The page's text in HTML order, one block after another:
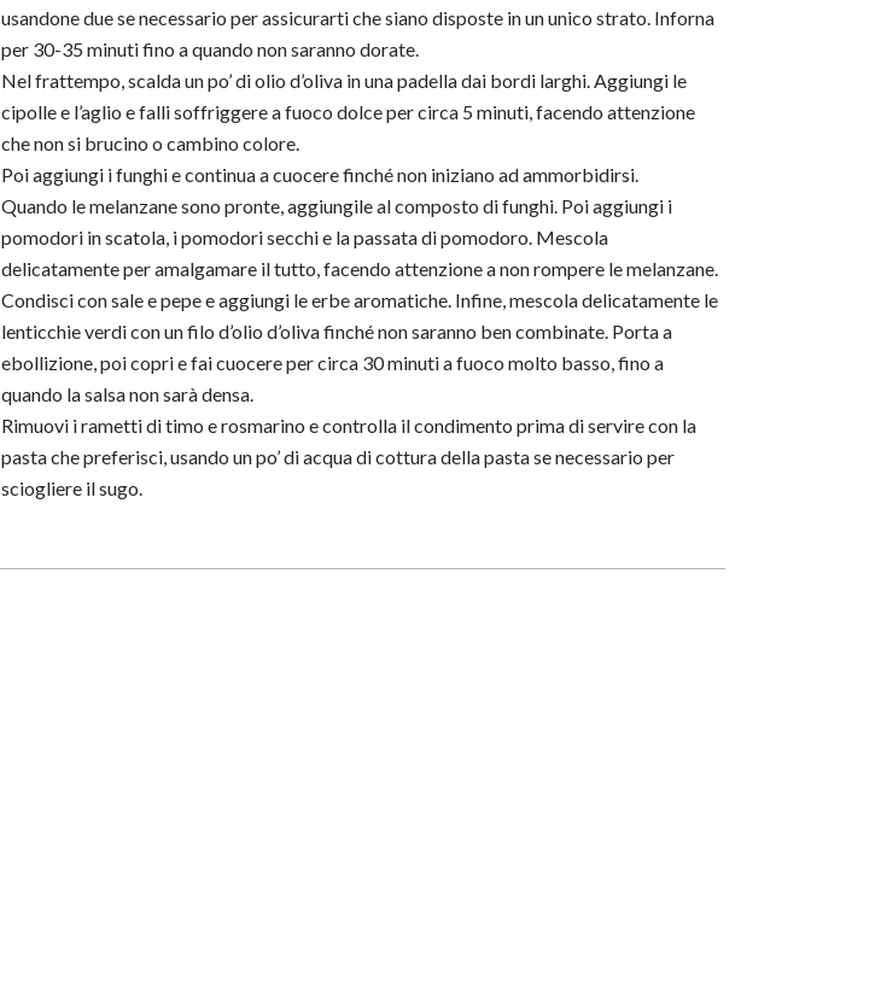
usandone due se necessario per assicurarti che siano disposte in un unico strato. Inforna
per 30-35 minuti fino a quando non saranno dorate.
Nel frattempo, scalda un po’ di olio d’oliva in una padella dai bordi larghi. Aggiungi le
cipolle e l’aglio e falli soffriggere a fuoco dolce per circa 5 minuti, facendo attenzione
che non si brucino o cambino colore.
Poi aggiungi i funghi e continua a cuocere finché non iniziano ad ammorbidirsi.
Quando le melanzane sono pronte, aggiungile al composto di funghi. Poi aggiungi i
pomodori in scatola, i pomodori secchi e la passata di pomodoro. Mescola
delicatamente per amalgamare il tutto, facendo attenzione a non rompere le melanzane.
Condisci con sale e pepe e aggiungi le erbe aromatiche. Infine, mescola delicatamente le
lenticchie verdi con un filo d’olio d’oliva finché non saranno ben combinate. Porta a
ebollizione, poi copri e fai cuocere per circa 30 minuti a fuoco molto basso, fino a
quando la salsa non sarà densa.
Rimuovi i rametti di timo e rosmarino e controlla il condimento prima di servire con la
pasta che preferisci, usando un po’ di acqua di cottura della pasta se necessario per
sciogliere il sugo.